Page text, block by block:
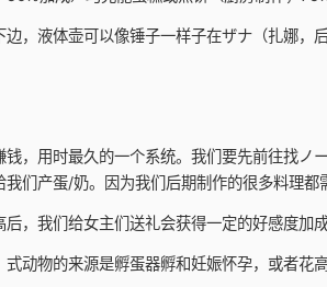
边，液体壶可以像锤子一样子在ザナ（扎娜
钱，用时最久的一个系统。我们要先前往找
我们产蛋/奶。因为我们后期制作的很多料理
后，我们给女主们送礼会获得一定的好感度加
式动物的来源是孵蛋器孵和妊娠怀孕，或者